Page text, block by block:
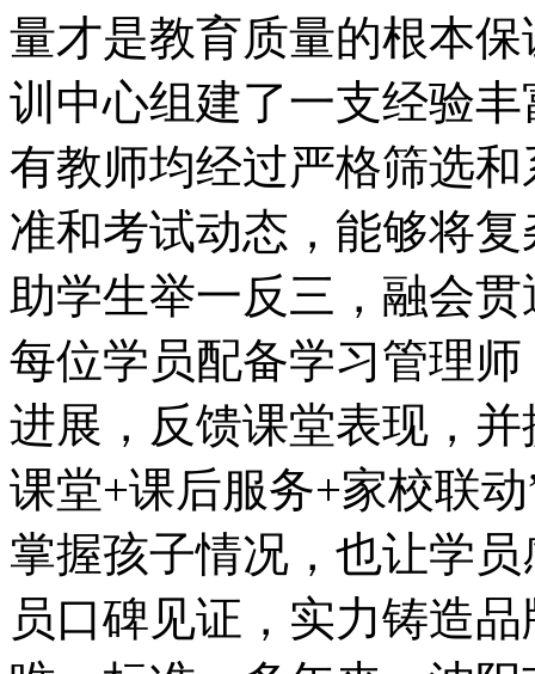
量才是教育质量的根本
训中心组建了一支经验
有教师均经过严格筛选
准和考试动态，能够将
助学生举一反三，融会
每位学员配备学习管理
进展，反馈课堂表现，
课堂+课后服务+家校联
掌握孩子情况，也让学
员口碑见证，实力铸造